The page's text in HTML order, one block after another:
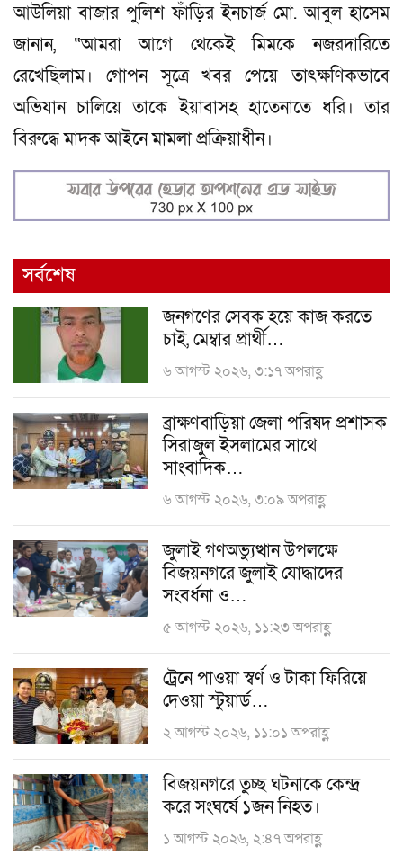
আউলিয়া বাজার পুলিশ ফাঁড়ির ইনচার্জ মো. আবুল হাসেম
জানান, “আমরা আগে থেকেই মিমকে নজরদারিতে
রেখেছিলাম। গোপন সূত্রে খবর পেয়ে তাৎক্ষণিকভাবে
অভিযান চালিয়ে তাকে ইয়াবাসহ হাতেনাতে ধরি। তার
বিরুদ্ধে মাদক আইনে মামলা প্রক্রিয়াধীন।
সর্বশেষ
জনগণের সেবক হয়ে কাজ করতে
চাই, মেম্বার প্রার্থী…
৬ আগস্ট ২০২৬, ৩:১৭ অপরাহ্ণ
ব্রাক্ষণবাড়িয়া জেলা পরিষদ প্রশাসক
সিরাজুল ইসলামের সাথে
সাংবাদিক…
৬ আগস্ট ২০২৬, ৩:০৯ অপরাহ্ণ
জুলাই গণঅভ্যুত্থান উপলক্ষে
বিজয়নগরে জুলাই যোদ্ধাদের
সংবর্ধনা ও…
৫ আগস্ট ২০২৬, ১১:২৩ অপরাহ্ণ
ট্রেনে পাওয়া স্বর্ণ ও টাকা ফিরিয়ে
দেওয়া স্টুয়ার্ড…
২ আগস্ট ২০২৬, ১১:০১ অপরাহ্ণ
বিজয়নগরে তুচ্ছ ঘটনাকে কেন্দ্র
করে সংঘর্ষে ১জন নিহত।
১ আগস্ট ২০২৬, ২:৪৭ অপরাহ্ণ